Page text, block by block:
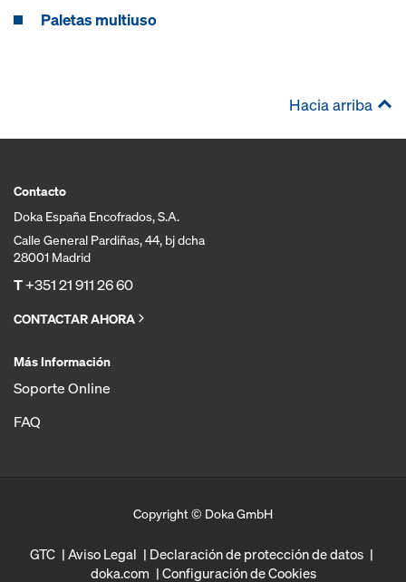
Paletas multiuso
Hacia arriba
Contacto
Doka España Encofrados, S.A.
Calle General Pardiñas, 44, bj dcha
28001 Madrid
T+351 21 911 26 60
CONTACTAR AHORA
Más Información
Soporte Online
FAQ
Copyright © Doka GmbH
GTC Aviso Legal
Declaración de protección de datos
doka.com
Configuración de Cookies